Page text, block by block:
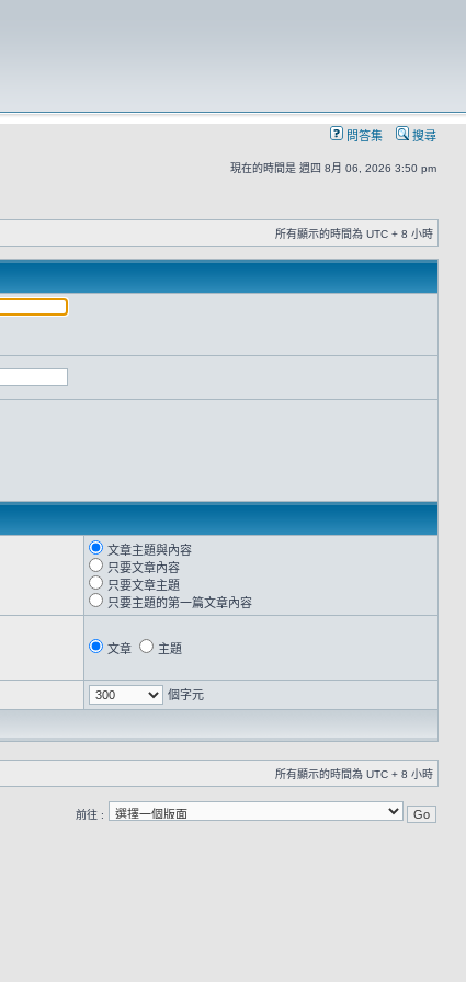
問答集 搜尋
現在的時間是 週四 8月 06, 2026 3:50 pm
所有顯示的時間為 UTC + 8 小時
文章主題與內容
只要文章內容
只要文章主題
只要主題的第一篇文章內容
文章 主題
個字元
所有顯示的時間為 UTC + 8 小時
前往 :